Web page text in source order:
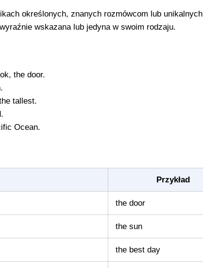
określonych, znanych rozmówcom lub unikalnych
wskazana lub jedyna w swoim rodzaju.
the door.
tallest.
Ocean.
Przykład
the door
the sun
the best day